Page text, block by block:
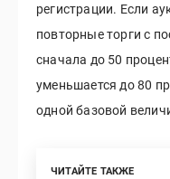
регистрации. Если
повторные торги с
сначала до 50
уменьшается до 80
одной базовой
ЧИТАЙТЕ ТАКЖЕ